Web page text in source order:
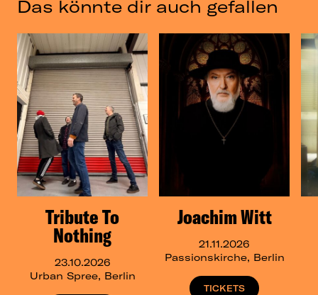
Das könnte dir auch gefallen
Tribute To
Nothing
23.10.2026
Urban Spree, Berlin
Joachim Witt
21.11.2026
Passionskirche, Berlin
TICKETS